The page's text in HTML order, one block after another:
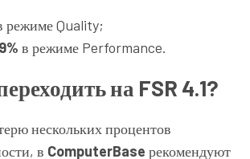
режиме Quality;
9% в режиме Performance.
на FSR 4.1?
нескольких процентов
в ComputerBase рекомендуют